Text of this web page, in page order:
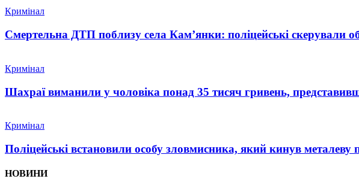
Кримінал
Смертельна ДТП поблизу села Кам’янки: поліцейські скерували
Кримінал
Шахраї виманили у чоловіка понад 35 тисяч гривень,
Кримінал
Поліцейські встановили особу зловмисника, який кинув
НОВИНИ